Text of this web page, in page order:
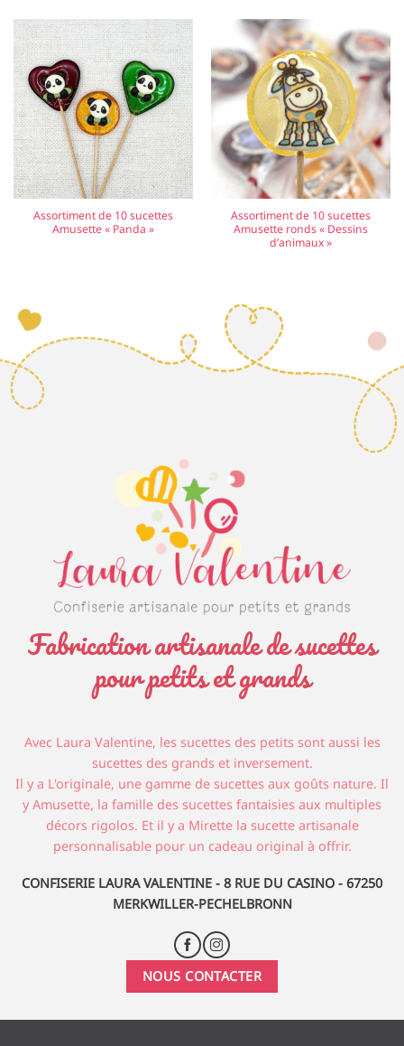
Assortiment de 10 sucettes
Amusette « Panda »
Assortiment de 10 sucettes
Amusette ronds « Dessins
d’animaux »
Fabrication artisanale de sucettes
pour petits et grands
Avec Laura Valentine, les sucettes des petits sont aussi les
sucettes des grands et inversement.
Il y a L'originale, une gamme de sucettes aux goûts nature. Il
y Amusette, la famille des sucettes fantaisies aux multiples
décors rigolos. Et il y a Mirette la sucette artisanale
personnalisable pour un cadeau original à offrir.
CONFISERIE LAURA VALENTINE - 8 RUE DU CASINO - 67250
MERKWILLER-PECHELBRONN
NOUS CONTACTER